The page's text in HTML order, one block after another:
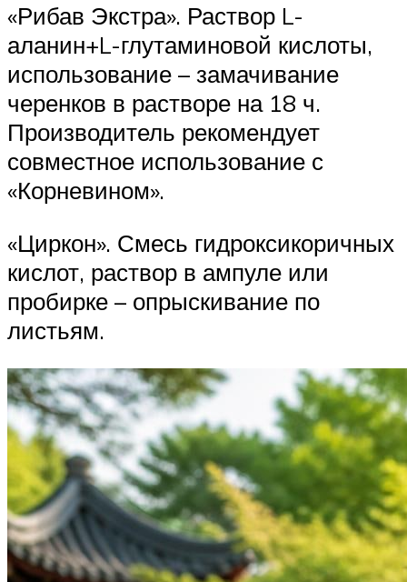
«Рибав Экстра». Раствор L-
аланин+L-глутаминовой кислоты,
использование – замачивание
черенков в растворе на 18 ч.
Производитель рекомендует
совместное использование с
«Корневином».
«Циркон». Смесь гидроксикоричных
кислот, раствор в ампуле или
пробирке – опрыскивание по
листьям.